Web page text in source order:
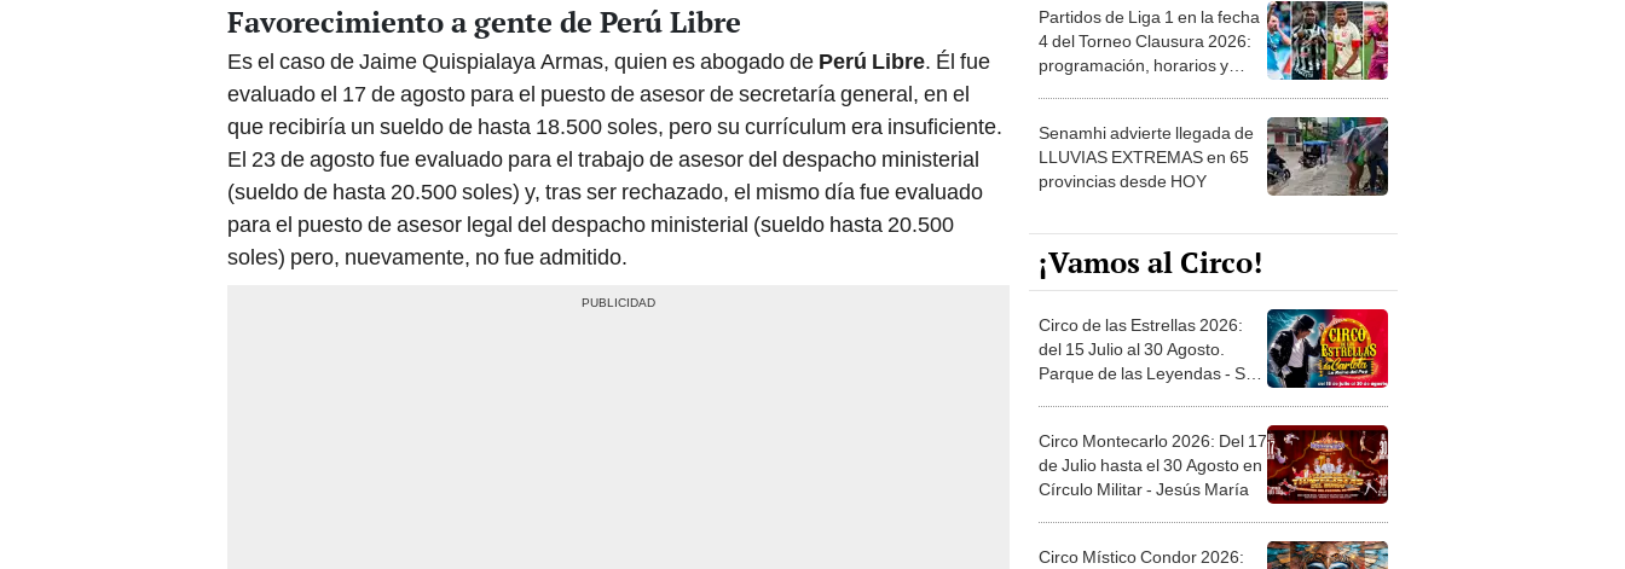
Favorecimiento a gente de Perú Libre
Es el caso de Jaime Quispialaya Armas, quien es abogado de Perú Libre. Él fue
evaluado el 17 de agosto para el puesto de asesor de secretaría general, en el
que recibiría un sueldo de hasta 18.500 soles, pero su currículum era insuficiente.
El 23 de agosto fue evaluado para el trabajo de asesor del despacho ministerial
(sueldo de hasta 20.500 soles) y, tras ser rechazado, el mismo día fue evaluado
para el puesto de asesor legal del despacho ministerial (sueldo hasta 20.500
soles) pero, nuevamente, no fue admitido.
Partidos de Liga 1 en la fecha
4 del Torneo Clausura 2026:
programación, horarios y
Senamhi advierte llegada de
LLUVIAS EXTREMAS en 65
provincias desde HOY
¡Vamos al Circo!
Circo de las Estrellas 2026:
del 15 Julio al 30 Agosto.
Parque de las Leyendas - San
Circo Montecarlo 2026: Del 17
de Julio hasta el 30 Agosto en
Círculo Militar - Jesús María
Circo Místico Condor 2026: